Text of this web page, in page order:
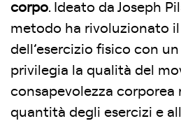
corpo. Ideato da Joseph
metodo ha rivoluzionato
dell’esercizio fisico con
privilegia la qualità del
consapevolezza corporea
quantità degli esercizi e